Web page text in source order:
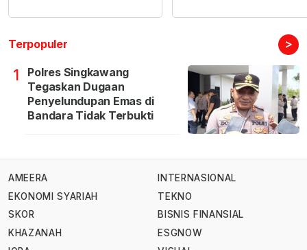
Terpopuler >
1
Polres Singkawang
Tegaskan Dugaan
Penyelundupan Emas di
Bandara Tidak Terbukti
AMEERA
EKONOMI SYARIAH
SKOR
KHAZANAH
INTERNASIONAL
TEKNO
BISNIS FINANSIAL
ESGNOW